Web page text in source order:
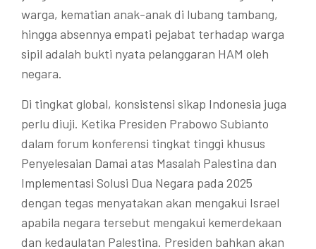
warga, kematian anak-anak di lubang tambang,
hingga absennya empati pejabat terhadap warga
sipil adalah bukti nyata pelanggaran HAM oleh
negara.
Di tingkat global, konsistensi sikap Indonesia juga
perlu diuji. Ketika Presiden Prabowo Subianto
dalam forum konferensi tingkat tinggi khusus
Penyelesaian Damai atas Masalah Palestina dan
Implementasi Solusi Dua Negara pada 2025
dengan tegas menyatakan akan mengakui Israel
apabila negara tersebut mengakui kemerdekaan
dan kedaulatan Palestina. Presiden bahkan akan